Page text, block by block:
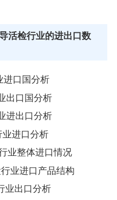
活检行业的进出口数
进口国分析
出口国分析
进出口分析
业进口分析
业整体进口情况
业进口产品结构
业出口分析